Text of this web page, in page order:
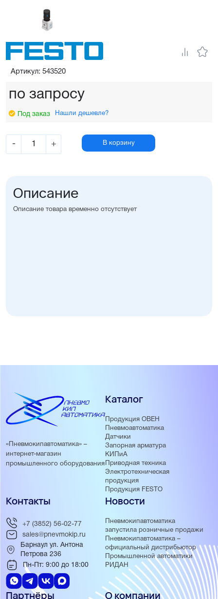
по запросу
Под заказ Нашли дешевле?
- + В корзину
Артикул: 543520
Описание
Описание товара временно отсутствует
«Пневмокипавтоматика» –
интернет-магазин
промышленного оборудования
Каталог
Продукция ОВЕН
Пневмоавтоматика
Датчики
Запорная арматура
КИПиА
Приводная техника
Электротехническая
продукция
Продукция FESTO
Новости
Пневмокипавтоматика
запустила розничные продажи
Пневмокипавтоматика –
официальный дистрибьютор
Промышленной автоматики
РИДАН
Партнёры О компании
Контакты
+7 (3852) 56-02-77
sales@pnevmokip.ru
Барнаул ул. Антона
Петрова 236
Пн-Пт: 9:00 до 18:00